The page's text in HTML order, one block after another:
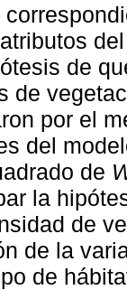
de
de
por el
del
de
la
de
de la
de